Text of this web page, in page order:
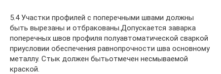
5.4 Участки профилей с поперечными швами должны
быть вырезаны и отбракованы.Допускается заварка
поперечных швов профиля полуавтоматической сваркой
приусловии обеспечения равнопрочности шва основному
металлу. Стык должен бытьотмечен несмываемой
краской.